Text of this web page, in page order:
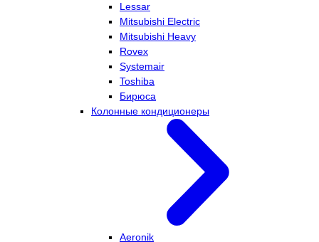
Lessar
Mitsubishi Electric
Mitsubishi Heavy
Rovex
Systemair
Toshiba
Бирюса
Колонные кондиционеры
Aeronik